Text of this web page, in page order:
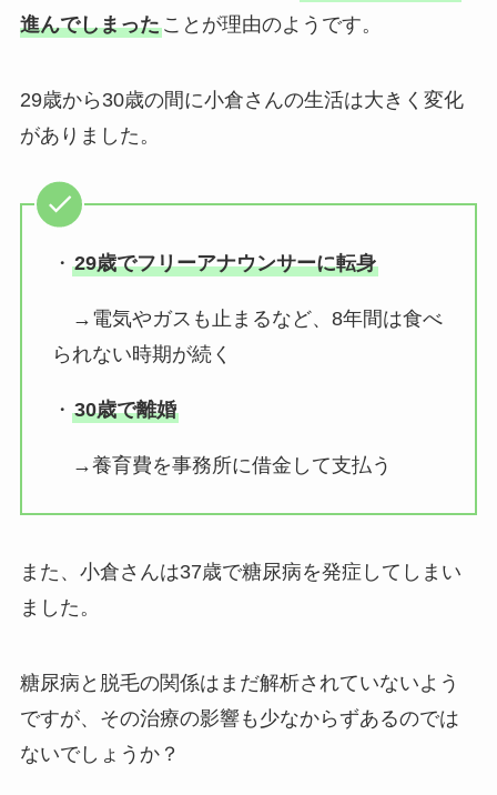
進んでしまったことが理由のようです。
29歳から30歳の間に小倉さんの生活は大きく変化
がありました。
・ 29歳でフリーアナウンサーに転身
→電気やガスも止まるなど、8年間は食べ
られない時期が続く
・ 30歳で離婚
→養育費を事務所に借金して支払う
また、小倉さんは37歳で糖尿病を発症してしまい
ました。
糖尿病と脱毛の関係はまだ解析されていないよう
ですが、その治療の影響も少なからずあるのでは
ないでしょうか？